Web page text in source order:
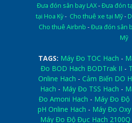
Đưa đón sân bay LAX-Đưa đón
tại Hoa Kỳ- Cho thuê xe tại Mỹ-
Cho thuê Airbnb -Đưa đón sân
Mỹ
TAGS: Máy Đo TOC Hach -
Đo BOD Hach BODTrak II -
Online Hach - Cảm Biến DO
Hach - Máy Đo TSS Hach -
Đo Amoni Hach - Máy Đo Độ
pH Online Hach - Máy Đo
Máy Đo Độ Đục Hach 2100Q